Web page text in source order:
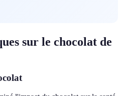
sur le chocolat de